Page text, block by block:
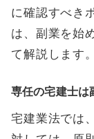
に確認すべき
は、副業を始
て解説します。
専任の宅建士は
宅建業法では